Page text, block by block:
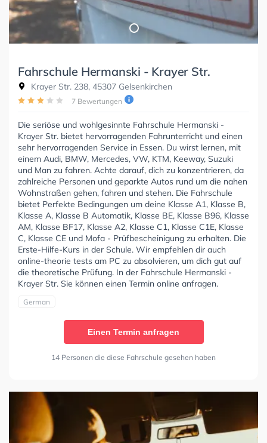
Fahrschule Hermanski - Krayer Str.
Krayer Str. 238, 45307 Gelsenkirchen
7 Bewertungen
Die seriöse und wohlgesinnte Fahrschule Hermanski -
Krayer Str. bietet hervorragenden Fahrunterricht und einen
sehr hervorragenden Service in Essen. Du wirst lernen, mit
einem Audi, BMW, Mercedes, VW, KTM, Keeway, Suzuki
und Man zu fahren. Achte darauf, dich zu konzentrieren, da
zahlreiche Personen und geparkte Autos rund um die nahen
Wohnstraßen gehen, fahren und stehen. Die Fahrschule
bietet Perfekte Bedingungen um deine Klasse A1, Klasse B,
Klasse A, Klasse B Automatik, Klasse BE, Klasse B96, Klasse
AM, Klasse BF17, Klasse A2, Klasse C1, Klasse C1E, Klasse
C, Klasse CE und Mofa - Prüfbescheinigung zu erhalten. Die
Erste-Hilfe-Kurs in der Schule. Wir empfehlen dir auch
online-theorie tests am PC zu absolvieren, um dich gut auf
die theoretische Prüfung. In der Fahrschule Hermanski -
Krayer Str. Sie können einen Termin online anfragen.
German
Einen Termin anfragen
14 Personen die diese Fahrschule gesehen haben